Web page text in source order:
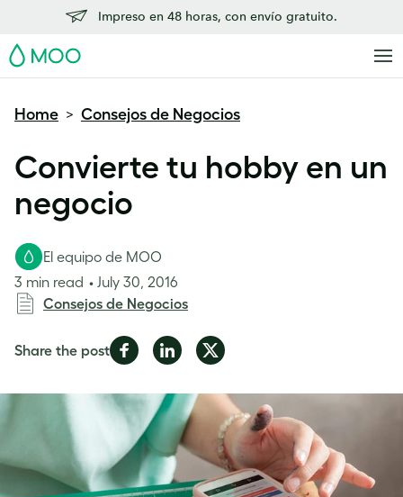
Impreso en 48 horas, con envío gratuito.
MOO
Home > Consejos de Negocios
Convierte tu hobby en un
negocio
El equipo de MOO
3 min read
July 30, 2016
Consejos de Negocios
Share the postShare
Facebook
Share
LinkedIn
Share
Twitter